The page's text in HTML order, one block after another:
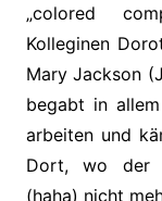
„colored
Kolleginen
Mary Jackson
begabt in
arbeiten und
Dort, wo der
(haha) nicht